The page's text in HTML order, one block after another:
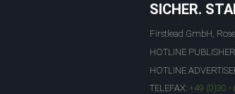
SICHER.
Firstlead GmbH,
HOTLINE
HOTLINE
TELEFAX: +49 (0)30 -